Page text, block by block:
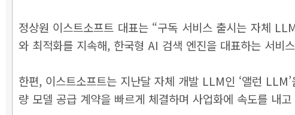
정상원 이스트소프트 대표는 “구독 서비스 출시는 자체
와 최적화를 지속해, 한국형 AI 검색 엔진을 대표하는 서비
한편, 이스트소프트는 지난달 자체 개발 LLM인 ‘앨런
량 모델 공급 계약을 빠르게 체결하며 사업화에 속도를 내고